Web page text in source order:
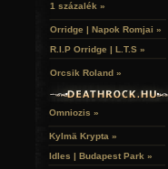
HELYEK
RELIKVIÁK
1 százalék »
Orridge | Napok Romjai »
R.I.P Orridge | L.T.S »
Orcsik Roland »
Omniozis »
Kylmä Krypta »
Idles | Budapest Park »